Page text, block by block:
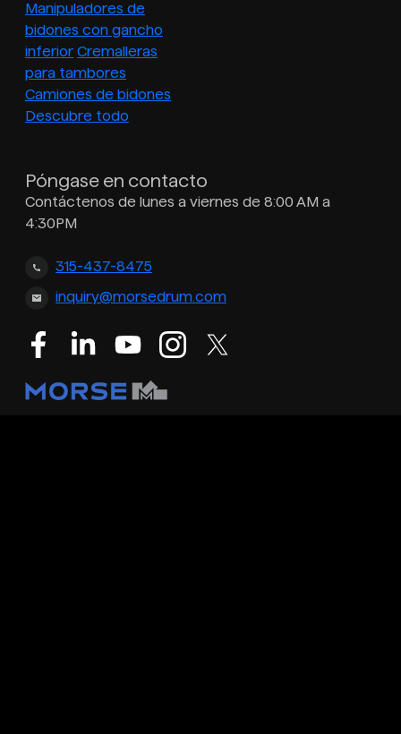
Manipuladores de
bidones con gancho
inferior Cremalleras
para tambores
Camiones de bidones
Descubre todo
Póngase en contacto
Contáctenos de lunes a viernes de 8:00 AM a
4:30PM
315-437-8475
inquiry@morsedrum.com